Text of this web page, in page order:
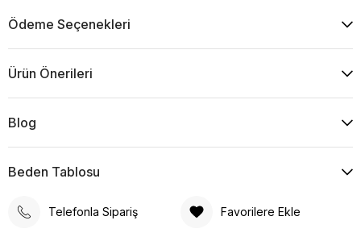
Ödeme Seçenekleri
Ürün Önerileri
Blog
Beden Tablosu
Telefonla Sipariş Favorilere Ekle